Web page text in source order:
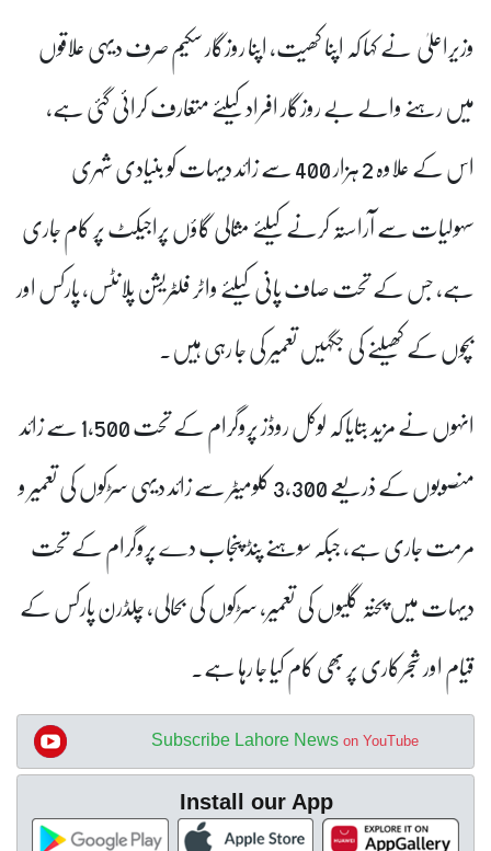
وزیراعلیٰ نے کہا کہ اپنا کھیت، اپنا روزگار سکیم صرف دیہی علاقوں
میں رہنے والے بے روزگار افراد کیلئے متعارف کرائی گئی ہے،
اس کے علاوہ 2 ہزار 400 سے زائد دیہات کو بنیادی شہری
سہولیات سے آراستہ کرنے کیلئے مثالی گاؤں پراجیکٹ پر کام جاری
ہے، جس کے تحت صاف پانی کیلئے واٹر فلٹریشن پلانٹس، پارکس اور
بچوں کے کھیلنے کی جگہیں تعمیر کی جا رہی ہیں۔
انہوں نے مزید بتایا کہ لوکل روڈز پروگرام کے تحت 1,500 سے زائد
منصوبوں کے ذریعے 3,300 کلومیٹر سے زائد دیہی سڑکوں کی تعمیر و
مرمت جاری ہے، جبکہ سوہنے پنڈ پنجاب دے پروگرام کے تحت
دیہات میں پختہ گلیوں کی تعمیر، سڑکوں کی بحالی، چلڈرن پارکس کے
قیام اور شجرکاری پر بھی کام کیا جا رہا ہے۔
Subscribe Lahore News on YouTube
Install our App